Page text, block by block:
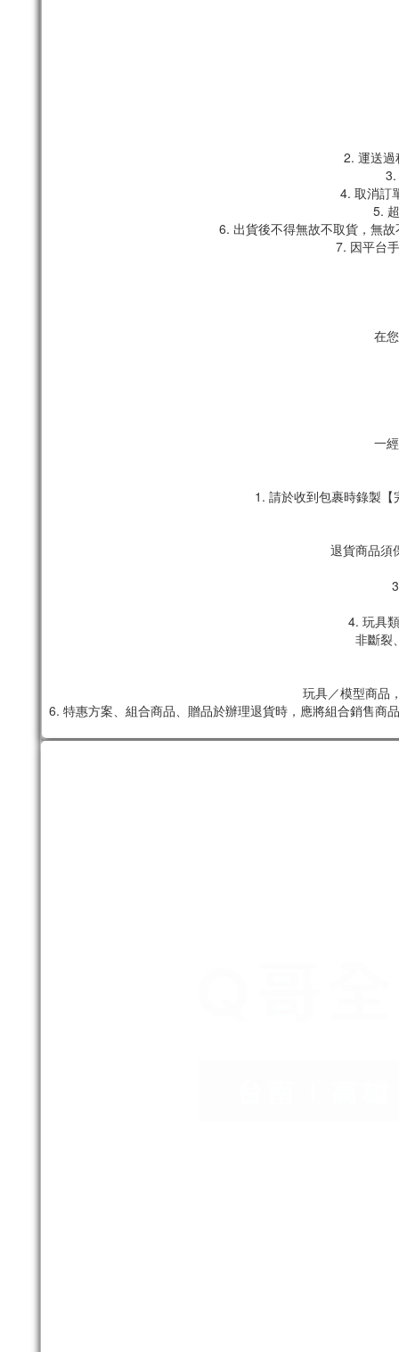
2. 運送過
3.
4. 取消訂
5.
6. 出貨後不得無故不取貨，無
7. 因平台
在
一
1. 請於收到包裹時錄製
退貨商品須
4. 玩具
非斷裂
玩具／模型商品
6. 特惠方案、組合商品、贈品於辦理退貨時，應將組合銷售商